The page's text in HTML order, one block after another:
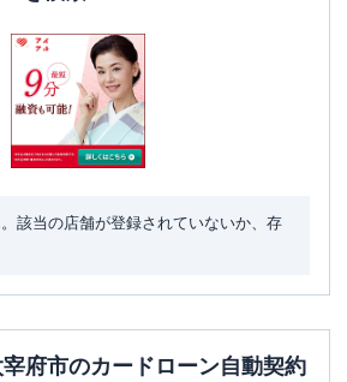
該当の店舗が登録されていないか、存
府市のカードローン自動契約